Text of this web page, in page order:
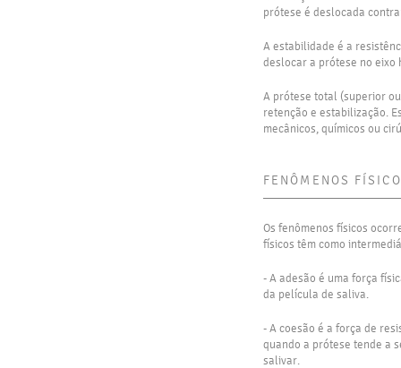
prótese é deslocada
A estabilidade é a
deslocar a prótese no eixo
A prótese total (superior
retenção e estabilização.
mecânicos, químicos ou
FENÔMENOS
Os fenômenos físicos
físicos têm como
- A adesão é uma força
da película de saliva.
- A coesão é a força de
quando a prótese tende a
salivar.